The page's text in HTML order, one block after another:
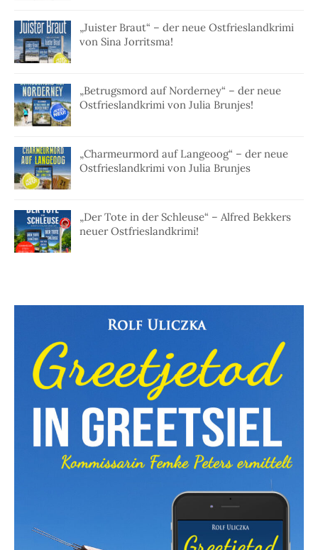
„Juister Braut“ – der neue Ostfrieslandkrimi
von Sina Jorritsma!
„Betrugsmord auf Norderney“ – der neue
Ostfrieslandkrimi von Julia Brunjes!
„Charmeurmord auf Langeoog“ – der neue
Ostfrieslandkrimi von Julia Brunjes
„Der Tote in der Schleuse“ – Alfred Bekkers
neuer Ostfrieslandkrimi!